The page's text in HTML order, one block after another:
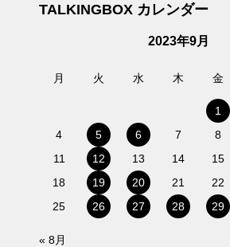
TALKINGBOX カレンダー
2023年9月
月 火 水 木 金
1
4
5 6 7 8
11
12 13 14 15
18
19 20 21 22
25
26 27 28 29
« 8月